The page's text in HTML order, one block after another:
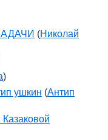
(Николай
)
ушкин (Антип